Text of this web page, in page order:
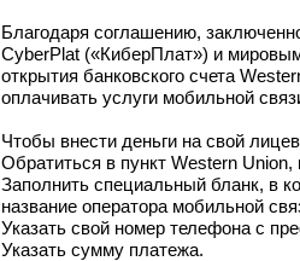
Благодаря соглашению,
CyberPlat («КиберПлат») и
открытия банковского счета
оплачивать услуги мобильной
Чтобы внести деньги на свой
Обратиться в пункт Western
Заполнить специальный бланк, в
название оператора мобильной
Указать свой номер телефона с
Указать сумму платежа.